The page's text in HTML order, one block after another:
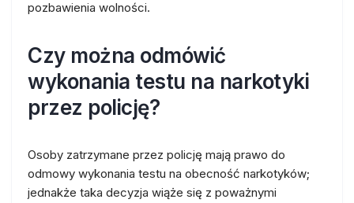
pozbawienia wolności.
Czy można odmówić
wykonania testu na narkotyki
przez policję?
Osoby zatrzymane przez policję mają prawo do
odmowy wykonania testu na obecność narkotyków;
jednakże taka decyzja wiąże się z poważnymi